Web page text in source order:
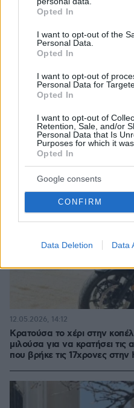
grant or deny consent to
use your data for below
consent section.
Opted In
I want to opt-out of the
Personal Data.
Opted In
I want to opt-out of
Personal Data for
Opted In
I want to opt-out of
Retention, Sale, and/or
Personal Data that Is
Purposes for which it
Opted In
Google consents
CONFIRM
Data Deletion Data
Ζήτησαν τα κλειδιά της
στην Ηλιούπολη
Κρατούσα το χέρι στην
μιλούσα για να κρατήσει τις
που βρήκε τις 17χρονες στην
12.05.2026, 14:12